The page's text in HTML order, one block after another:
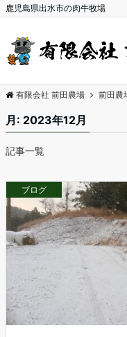
鹿児島県出水市の肉牛牧場
有限会社 前田農場 前田農
月: 2023年12月
記事一覧
ブログ